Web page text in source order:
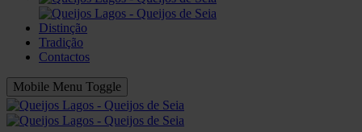
Distinção
Tradição
Contactos
Mobile Menu Toggle